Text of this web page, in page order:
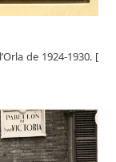
de 1924-1930. [